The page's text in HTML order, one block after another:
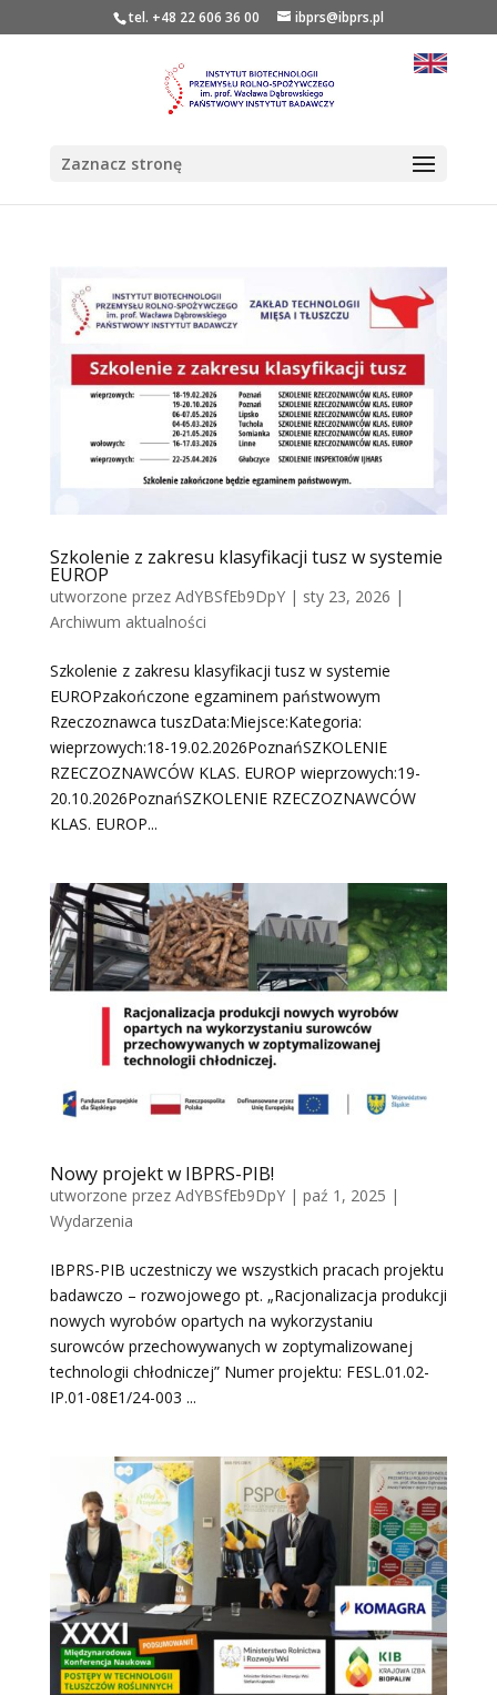
tel. +48 22 606 36 00 ibprs@ibprs.pl
Zaznacz stronę
Szkolenie z zakresu klasyfikacji tusz w systemie
EUROP
utworzone przez AdYBSfEb9DpY| sty 23, 2026 |
Archiwum aktualności
Szkolenie z zakresu klasyfikacji tusz w systemie
EUROPzakończone egzaminem państwowym
Rzeczoznawca tuszData:Miejsce:Kategoria:
wieprzowych:18-19.02.2026PoznańSZKOLENIE
RZECZOZNAWCÓW KLAS. EUROP wieprzowych:19-
20.10.2026PoznańSZKOLENIE RZECZOZNAWCÓW
KLAS. EUROP...
Nowy projekt w IBPRS-PIB!
utworzone przez AdYBSfEb9DpY| paź 1, 2025 |
Wydarzenia
IBPRS-PIB uczestniczy we wszystkich pracach projektu
badawczo – rozwojowego pt. „Racjonalizacja produkcji
nowych wyrobów opartych na wykorzystaniu
surowców przechowywanych w zoptymalizowanej
technologii chłodniczej” Numer projektu: FESL.01.02-
IP.01-08E1/24-003 ...